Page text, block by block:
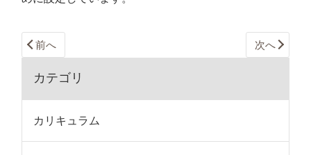
前へ 次へ
カテゴリ
カリキュラム